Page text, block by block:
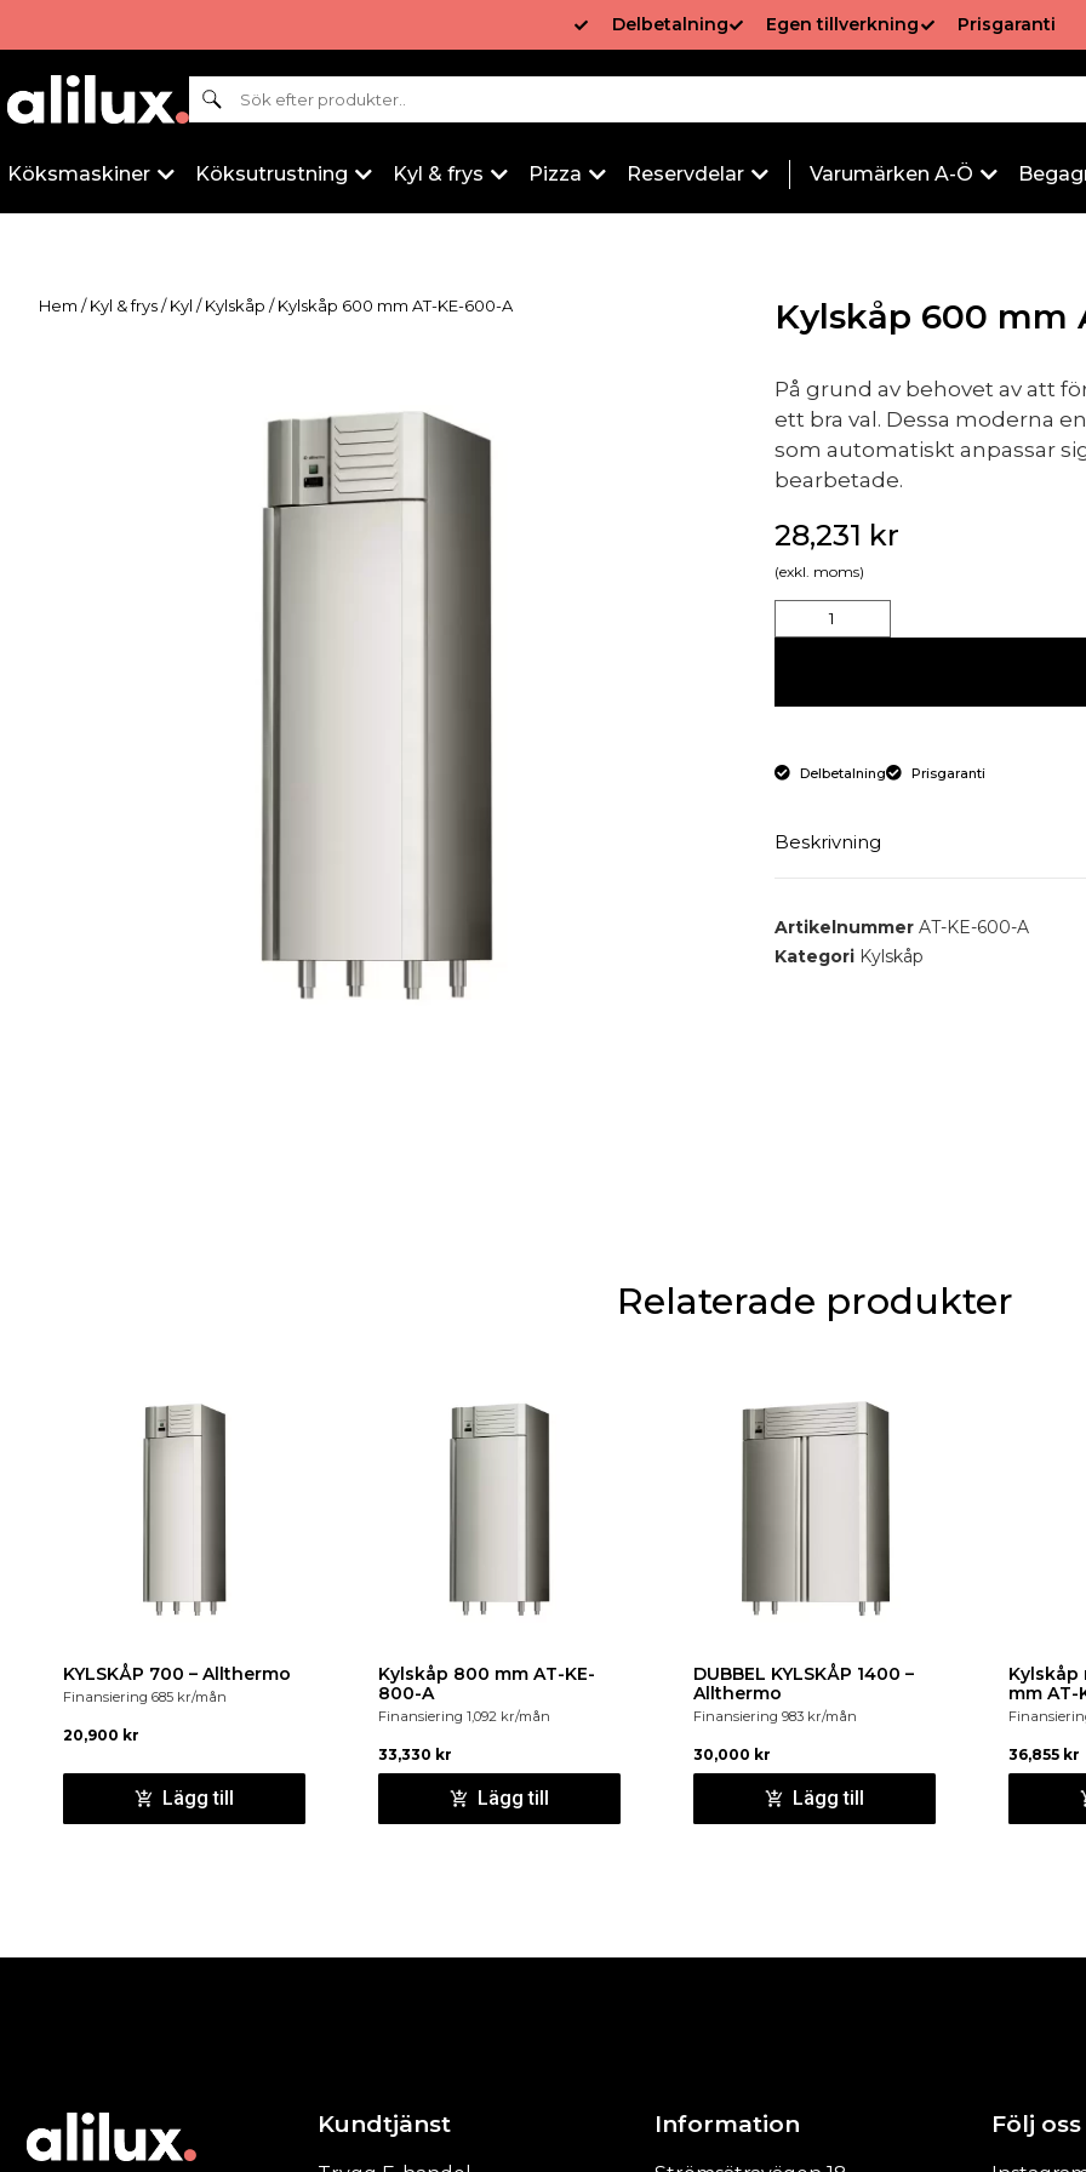
Delbetalning Egen tillverkning Prisgaranti
Sök
Köksmaskiner Köksutrustning Kyl & frys Pizza Reservdelar Varumärken A-Ö
Hem /Kyl & frys/Kyl /Kylskåp / Kylskåp 600 mm AT-KE-600-A Kylskåp 600 mm
På grund av behovet av att
ett bra val. Dessa moderna
som automatiskt anpassar
bearbetade.
28,231 kr
(exkl. moms)
Delbetalning Prisgaranti
Beskrivning
Endörrs kylskåp 600 mm.
Artikelnummer AT-KE-600-A
Kategori Kylskåp
Relaterade produkter
KYLSKÅP 700 – Allthermo
Finansiering 685 kr/mån
20,900 kr
Lägg till
Kylskåp 800 mm AT-KE-
800-A
Finansiering 1,092 kr/mån
33,330 kr
Lägg till
DUBBEL KYLSKÅP 1400 –
Allthermo
Finansiering 983 kr/mån
30,000 kr
Lägg till
Kylskåp
mm AT-
36,855 kr
Kundtjänst Information Följ oss